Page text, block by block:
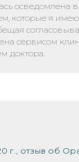
осведомлена
которые я
сервисом
доктора.
г., отзыв об